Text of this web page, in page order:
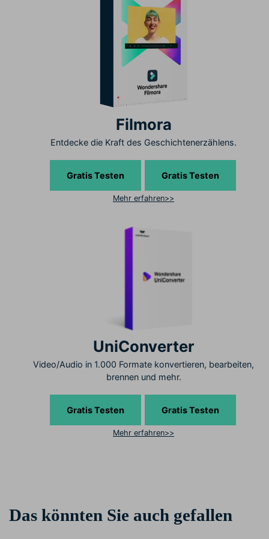
Filmora
Entdecke die Kraft des Geschichtenerzählens.
Gratis Testen Gratis Testen
Mehr erfahren>>
UniConverter
Video/Audio in 1.000 Formate konvertieren, bearbeiten,
brennen und mehr.
Gratis Testen Gratis Testen
Mehr erfahren>>
Das könnten Sie auch gefallen